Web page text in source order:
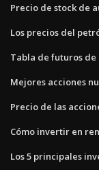
Precio de stock de
Los precios del
Tabla de futuros
Mejores acciones
Precio de las
Cómo invertir en
Los 5 principales